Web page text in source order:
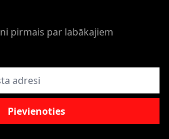
pirmais par labākajiem
Pievienoties